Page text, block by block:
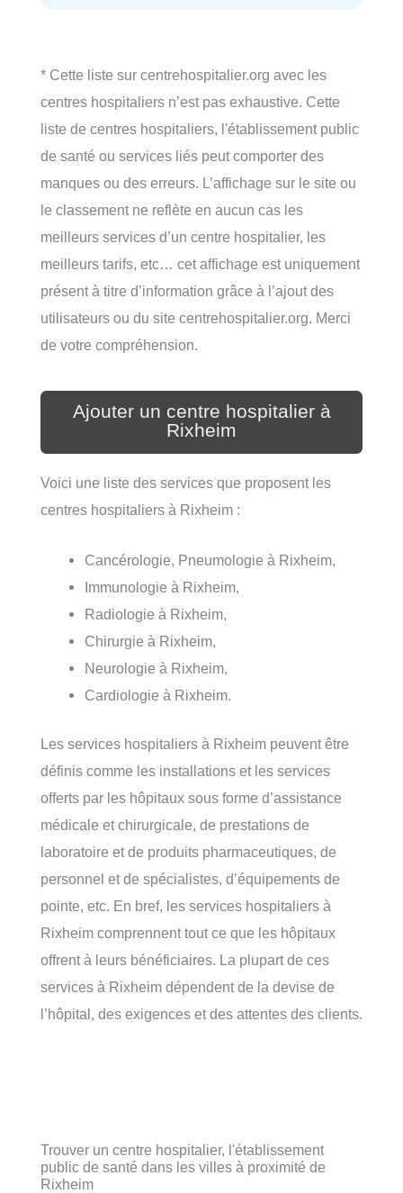
* Cette liste sur centrehospitalier.org avec les
centres hospitaliers n’est pas exhaustive. Cette
liste de centres hospitaliers, l'établissement public
de santé ou services liés peut comporter des
manques ou des erreurs. L’affichage sur le site ou
le classement ne reflète en aucun cas les
meilleurs services d’un centre hospitalier, les
meilleurs tarifs, etc… cet affichage est uniquement
présent à titre d’information grâce à l’ajout des
utilisateurs ou du site centrehospitalier.org. Merci
de votre compréhension.
Ajouter un centre hospitalier à
Rixheim
Voici une liste des services que proposent les
centres hospitaliers à Rixheim :
Cancérologie, Pneumologie à Rixheim,
Immunologie à Rixheim,
Radiologie à Rixheim,
Chirurgie à Rixheim,
Neurologie à Rixheim,
Cardiologie à Rixheim.
Les services hospitaliers à Rixheim peuvent être
définis comme les installations et les services
offerts par les hôpitaux sous forme d’assistance
médicale et chirurgicale, de prestations de
laboratoire et de produits pharmaceutiques, de
personnel et de spécialistes, d’équipements de
pointe, etc. En bref, les services hospitaliers à
Rixheim comprennent tout ce que les hôpitaux
offrent à leurs bénéficiaires. La plupart de ces
services à Rixheim dépendent de la devise de
l’hôpital, des exigences et des attentes des clients.
Trouver un centre hospitalier, l'établissement
public de santé dans les villes à proximité de
Rixheim